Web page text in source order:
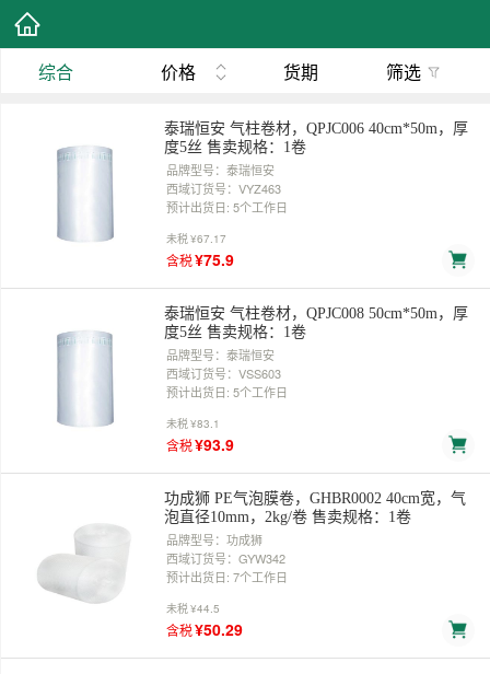
综合 价格 货期 筛选
泰瑞恒安 气柱卷材，QPJC006 40cm*50m，厚
度5丝 售卖规格：1卷
品牌型号：泰瑞恒安
西域订货号：VYZ463
预计出货日: 5个工作日
未税¥67.17
含税¥75.9
泰瑞恒安 气柱卷材，QPJC008 50cm*50m，厚
度5丝 售卖规格：1卷
品牌型号：泰瑞恒安
西域订货号：VSS603
预计出货日: 5个工作日
未税¥83.1
含税¥93.9
功成狮 PE气泡膜卷，GHBR0002 40cm宽，气
泡直径10mm，2kg/卷 售卖规格：1卷
品牌型号：功成狮
西域订货号：GYW342
预计出货日: 7个工作日
未税¥44.5
含税¥50.29